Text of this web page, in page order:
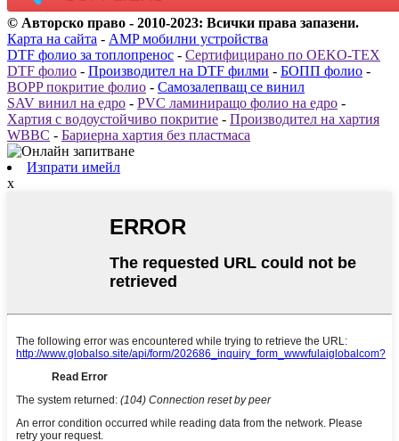
© Авторско право - 2010-2023: Всички права запазени.
Карта на сайта - AMP мобилни устройства
DTF фолио за топлопренос - Сертифицирано по OEKO-TEX
DTF фолио - Производител на DTF филми - БОПП фолио -
BOPP покритие фолио - Самозалепващ се винил
SAV винил на едро - PVC ламиниращо фолио на едро -
Хартия с водоустойчиво покритие - Производител на хартия
WBBC - Бариерна хартия без пластмаса
Изпрати имейл
x